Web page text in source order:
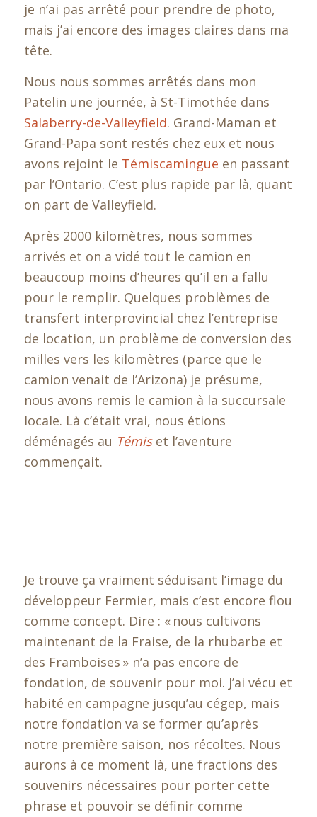
je n’ai pas arrêté pour prendre de photo,
mais j’ai encore des images claires dans ma
tête.
Nous nous sommes arrêtés dans mon
Patelin une journée, à St-Timothée dans
Salaberry-de-Valleyfield. Grand-Maman et
Grand-Papa sont restés chez eux et nous
avons rejoint le Témiscamingue en passant
par l’Ontario. C’est plus rapide par là, quant
on part de Valleyfield.
Après 2000 kilomètres, nous sommes
arrivés et on a vidé tout le camion en
beaucoup moins d’heures qu’il en a fallu
pour le remplir. Quelques problèmes de
transfert interprovincial chez l’entreprise
de location, un problème de conversion des
milles vers les kilomètres (parce que le
camion venait de l’Arizona) je présume,
nous avons remis le camion à la succursale
locale. Là c’était vrai, nous étions
déménagés au Témiset l’aventure
commençait.
Je trouve ça vraiment séduisant l’image du
développeur Fermier, mais c’est encore flou
comme concept. Dire : « nous cultivons
maintenant de la Fraise, de la rhubarbe et
des Framboises » n’a pas encore de
fondation, de souvenir pour moi. J’ai vécu et
habité en campagne jusqu’au cégep, mais
notre fondation va se former qu’après
notre première saison, nos récoltes. Nous
aurons à ce moment là, une fractions des
souvenirs nécessaires pour porter cette
phrase et pouvoir se définir comme